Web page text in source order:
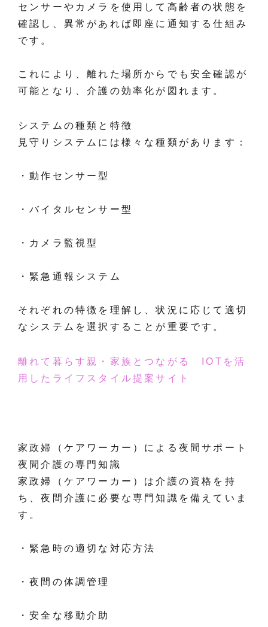
センサーやカメラを使用して高齢者の状態を
確認し、異常があれば即座に通知する仕組み
です。
これにより、離れた場所からでも安全確認が
可能となり、介護の効率化が図れます。
システムの種類と特徴
見守りシステムには様々な種類があります：
・動作センサー型
・バイタルセンサー型
・カメラ監視型
・緊急通報システム
それぞれの特徴を理解し、状況に応じて適切
なシステムを選択することが重要です。
離れて暮らす親・家族とつながる IOTを活
用したライフスタイル提案サイト
家政婦（ケアワーカー）による夜間サポート
夜間介護の専門知識
家政婦（ケアワーカー）は介護の資格を持
ち、夜間介護に必要な専門知識を備えていま
す。
・緊急時の適切な対応方法
・夜間の体調管理
・安全な移動介助